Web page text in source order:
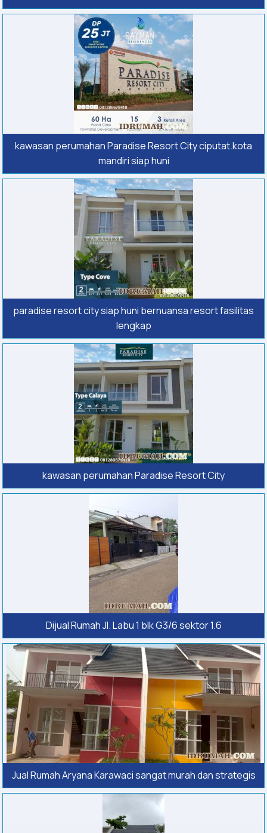
kawasan perumahan Paradise Resort City ciputat.kota
mandiri siap huni
paradise resort city siap huni bernuansa resort fasilitas
lengkap
kawasan perumahan Paradise Resort City
Dijual Rumah Jl. Labu 1 blk G3/6 sektor 1.6
Jual Rumah Aryana Karawaci sangat murah dan strategis